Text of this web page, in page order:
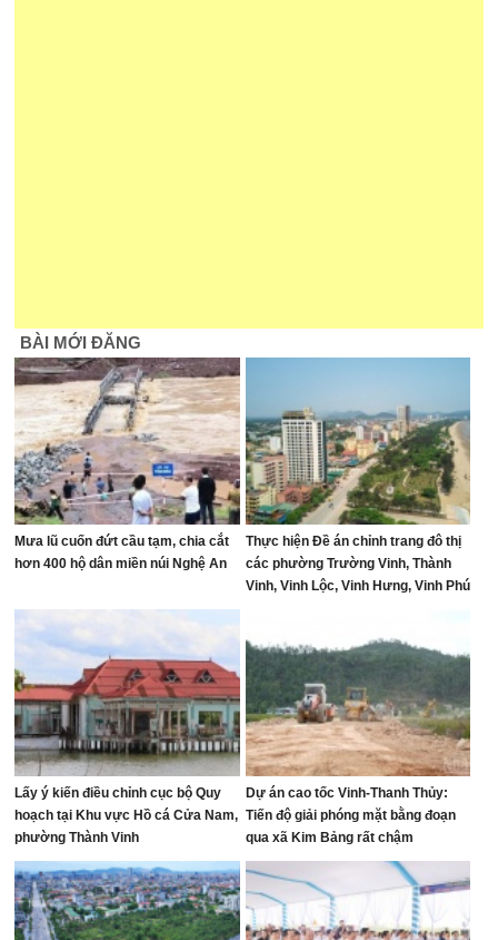
BÀI MỚI ĐĂNG
Mưa lũ cuốn đứt cầu tạm, chia cắt
hơn 400 hộ dân miền núi Nghệ An
Thực hiện Đề án chỉnh trang đô thị
các phường Trường Vinh, Thành
Vinh, Vinh Lộc, Vinh Hưng, Vinh Phú
Lấy ý kiến điều chỉnh cục bộ Quy
hoạch tại Khu vực Hồ cá Cửa Nam,
phường Thành Vinh
Dự án cao tốc Vinh-Thanh Thủy:
Tiến độ giải phóng mặt bằng đoạn
qua xã Kim Bảng rất chậm